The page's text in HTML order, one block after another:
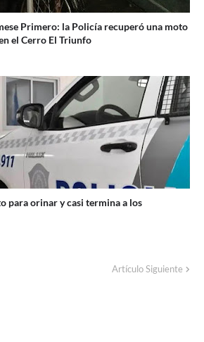
Primero: la Policía recuperó una moto
el Cerro El Triunfo
para orinar y casi termina a los
Artículo Siguiente